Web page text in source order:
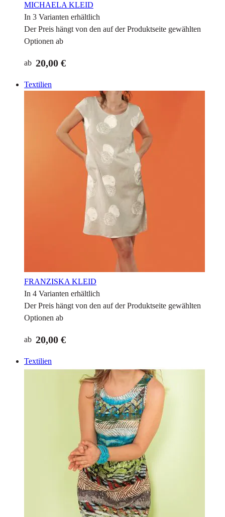
MICHAELA KLEID
In 3 Varianten erhältlich
Der Preis hängt von den auf der Produktseite gewählten
Optionen ab
ab 20,00 €
Textilien
FRANZISKA KLEID
In 4 Varianten erhältlich
Der Preis hängt von den auf der Produktseite gewählten
Optionen ab
ab 20,00 €
Textilien